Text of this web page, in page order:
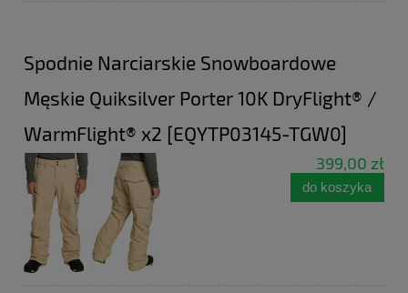
Spodnie Narciarskie Snowboardowe
Męskie Quiksilver Porter 10K DryFlight® /
WarmFlight® x2 [EQYTP03145-TGW0]
399,00 zł
do koszyka